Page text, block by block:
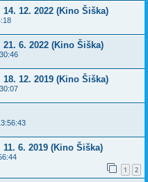
12. 2022 (Kino Šiška)
6. 2022 (Kino Šiška)
12. 2019 (Kino Šiška)
6. 2019 (Kino Šiška)
1 2